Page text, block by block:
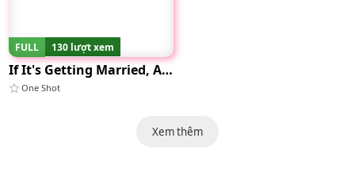
FULL 130 lượt xem
If It's Getting Married, A Catgirl
One Shot
Xem thêm